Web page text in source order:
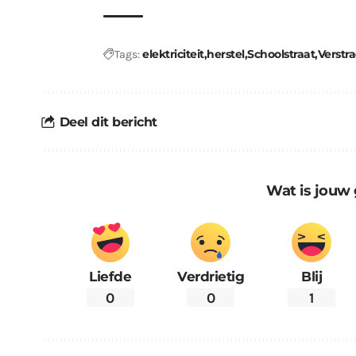
Tags:elektriciteitherstelSchoolstraat
Deel dit bericht
Wat is jouw
Liefde
0
Verdrietig
0
Blij
1